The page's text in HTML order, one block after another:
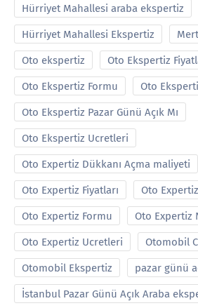
Hürriyet Mahallesi araba ekspertiz
Hürriyet Mahallesi Ekspertiz
Oto ekspertiz Oto Ekspertiz
Oto Ekspertiz Formu Oto
Oto Ekspertiz Pazar Günü Açık Mı
Oto Ekspertiz Ucretleri
Oto Expertiz Dükkanı Açma maliyeti
Oto Expertiz Fiyatları Oto
Oto Expertiz Formu Oto Expertiz
Oto Expertiz Ucretleri Otomobil
Otomobil Ekspertiz pazar günü
İstanbul Pazar Günü Açık Araba